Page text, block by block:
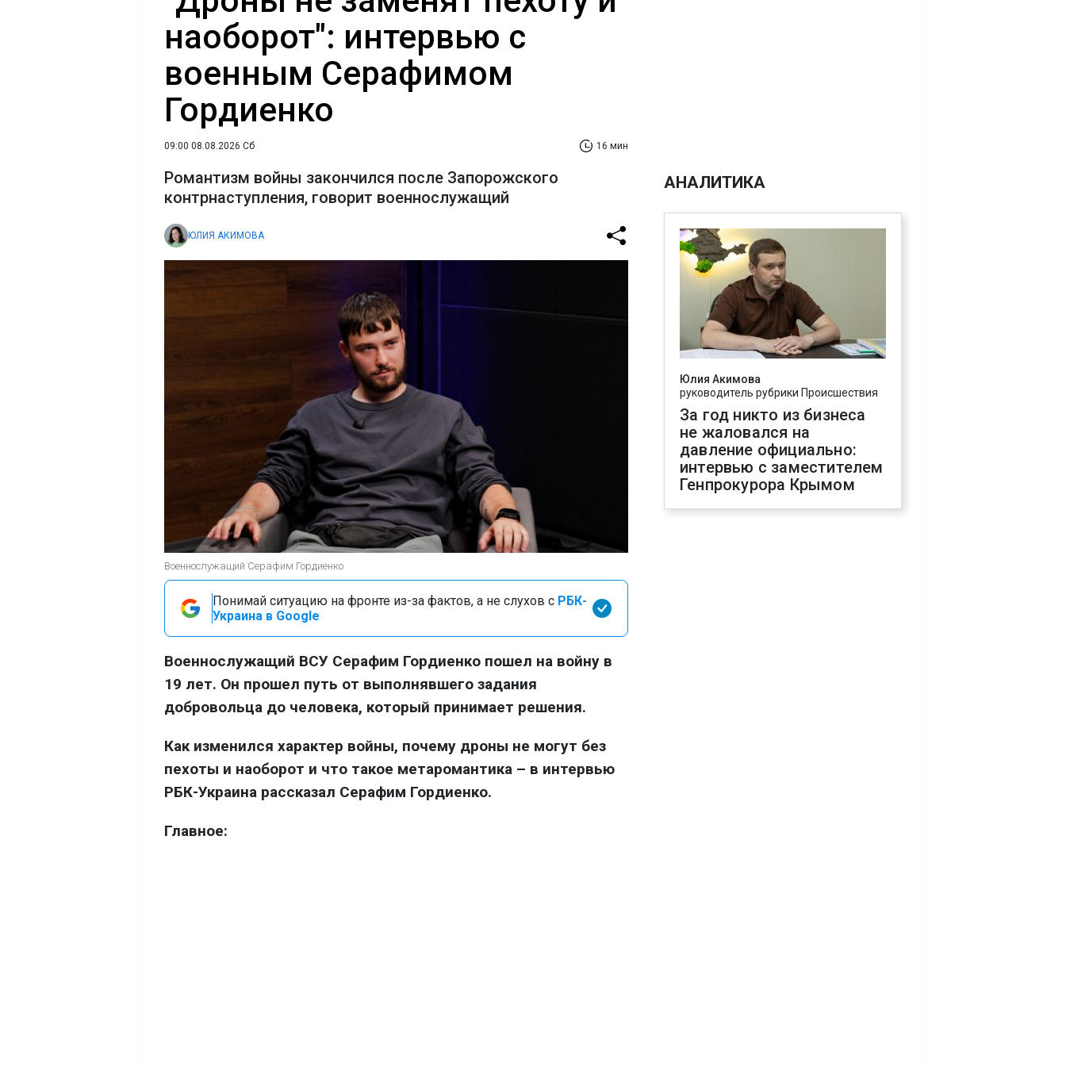
наоборот": интервью с
военным Серафимом
Гордиенко
09:00 08.08.2026 Сб 16 мин
Романтизм войны закончился после Запорожского
контрнаступления, говорит военнослужащий
ЮЛИЯ АКИМОВА
Военнослужащий Серафим Гордиенко
Понимай ситуацию на фронте из-за фактов, а не слухов с РБК-
Украина в Google
Военнослужащий ВСУ Серафим Гордиенко пошел на войну в
19 лет. Он прошел путь от выполнявшего задания
добровольца до человека, который принимает решения.
Как изменился характер войны, почему дроны не могут без
пехоты и наоборот и что такое метаромантика – в интервью
РБК-Украина рассказал Серафим Гордиенко.
Главное:
АНАЛИТИКА
Юлия Акимова
руководитель рубрики Происшествия
За год никто из бизнеса
не жаловался на
давление официально:
интервью с заместителем
Генпрокурора Крымом